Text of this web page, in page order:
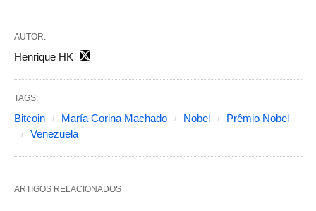
AUTOR:
Henrique HK
TAGS:
Bitcoin María Corina Machado Nobel
Prêmio Nobel
Venezuela
ARTIGOS RELACIONADOS